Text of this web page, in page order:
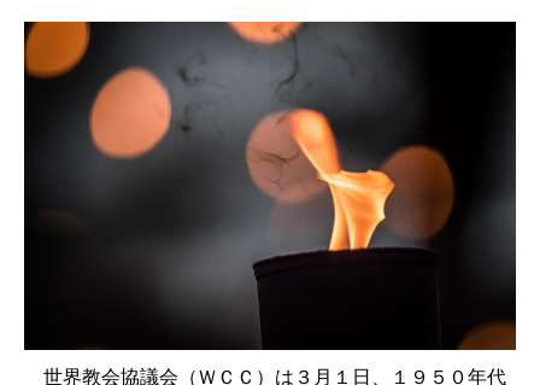
世界教会協議会（ＷＣＣ）は３月１日、１９５０年代